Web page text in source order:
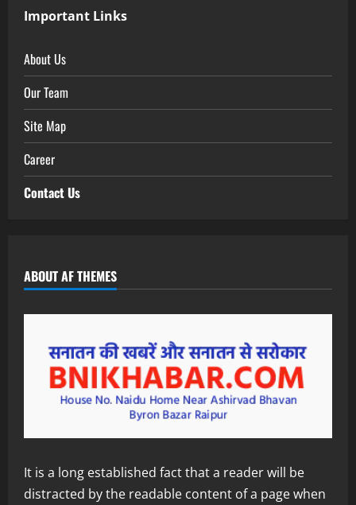
Important Links
About Us
Our Team
Site Map
Career
Contact Us
ABOUT AF THEMES
It is a long established fact that a reader will be
distracted by the readable content of a page when